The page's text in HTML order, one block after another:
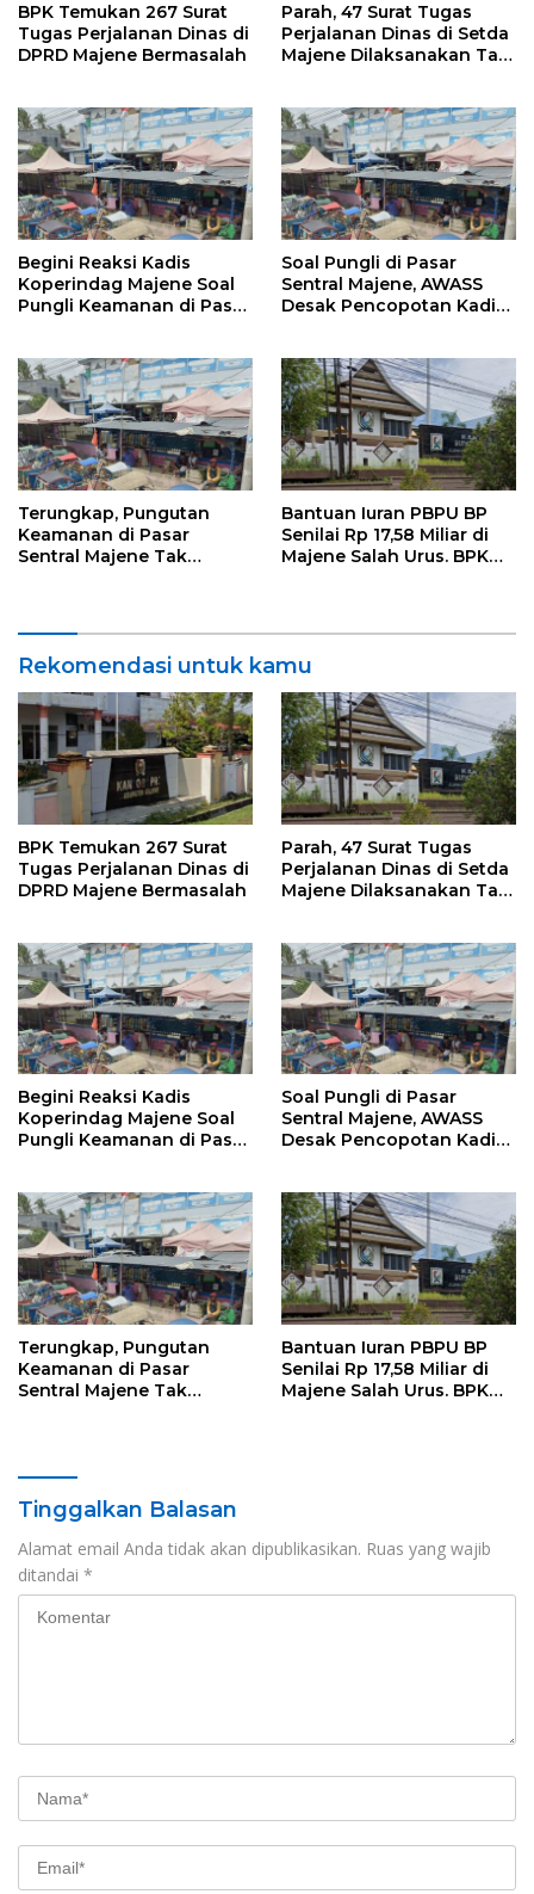
BPK Temukan 267 Surat
Tugas Perjalanan Dinas di
DPRD Majene Bermasalah
Parah, 47 Surat Tugas
Perjalanan Dinas di Setda
Majene Dilaksanakan Tak
Begini Reaksi Kadis
Koperindag Majene Soal
Pungli Keamanan di Pasar
Soal Pungli di Pasar
Sentral Majene, AWASS
Desak Pencopotan Kadis
Terungkap, Pungutan
Keamanan di Pasar
Sentral Majene Tak
Bantuan Iuran PBPU BP
Senilai Rp 17,58 Miliar di
Majene Salah Urus. BPK
Rekomendasi untuk kamu
BPK Temukan 267 Surat
Tugas Perjalanan Dinas di
DPRD Majene Bermasalah
Parah, 47 Surat Tugas
Perjalanan Dinas di Setda
Majene Dilaksanakan Tak
Begini Reaksi Kadis
Koperindag Majene Soal
Pungli Keamanan di Pasar
Soal Pungli di Pasar
Sentral Majene, AWASS
Desak Pencopotan Kadis
Terungkap, Pungutan
Keamanan di Pasar
Sentral Majene Tak
Bantuan Iuran PBPU BP
Senilai Rp 17,58 Miliar di
Majene Salah Urus. BPK
Tinggalkan Balasan
Alamat email Anda tidak akan dipublikasikan. Ruas yang wajib
ditandai *